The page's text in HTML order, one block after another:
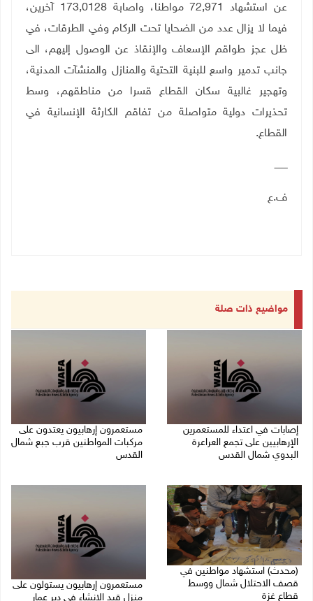
عن استشهاد 72,971 مواطنا، واصابة 173,0128 آخرين،
فيما لا يزال عدد من الضحايا تحت الركام وفي الطرقات، في
ظل عجز طواقم الإسعاف والإنقاذ عن الوصول إليهم، الى
جانب تدمير واسع للبنية التحتية والمنازل والمنشآت المدنية،
وتهجير غالبية سكان القطاع قسرا من مناطقهم، وسط
تحذيرات دولية متواصلة من تفاقم الكارثة الإنسانية في
القطاع.
ـــــــــ
ف.ع
مواضيع ذات صلة
إصابات في اعتداء للمستعمرين
الإرهابيين على تجمع العراعرة
البدوي شمال القدس
مستعمرون إرهابيون يعتدون على
مركبات المواطنين قرب جبع شمال
القدس
(محدث) استشهاد مواطنين في
قصف الاحتلال شمال ووسط
قطاع غزة
مستعمرون إرهابيون يستولون على
منزل قيد الإنشاء في دير عمار